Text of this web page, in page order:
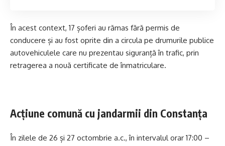
În acest context, 17 șoferi au rămas fără permis de
conducere și au fost oprite din a circula pe drumurile publice
autovehiculele care nu prezentau siguranță în trafic, prin
retragerea a nouă certificate de înmatriculare.
Acțiune comună cu jandarmii din Constanța
În zilele de 26 și 27 octombrie a.c., în intervalul orar 17:00 –